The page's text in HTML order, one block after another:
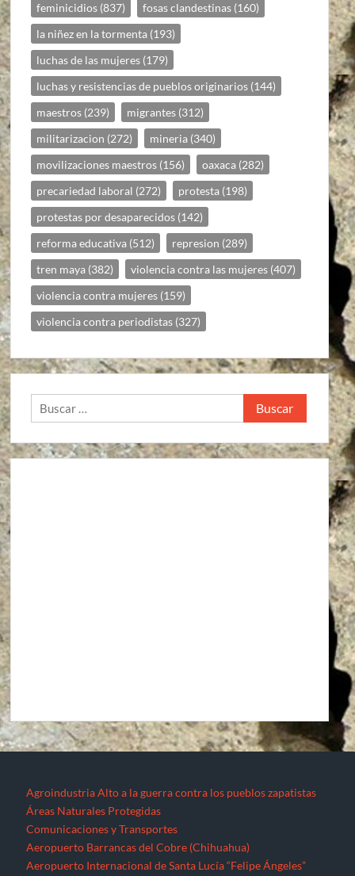
feminicidios (837) fosas clandestinas (160)
la niñez en la tormenta (193)
luchas de las mujeres (179)
luchas y resistencias de pueblos originarios (144)
maestros (239) migrantes (312)
militarizacion (272) mineria (340)
movilizaciones maestros (156) oaxaca (282)
precariedad laboral (272) protesta (198)
protestas por desaparecidos (142)
reforma educativa (512) represion (289)
tren maya (382) violencia contra las mujeres (407)
violencia contra mujeres (159)
violencia contra periodistas (327)
Buscar:
Agroindustria Alto a la guerra contra los pueblos zapatistas
Áreas Naturales Protegidas
Comunicaciones y Transportes
Aeropuerto Barrancas del Cobre (Chihuahua)
Aeropuerto Internacional de Santa Lucía “Felipe Ángeles”